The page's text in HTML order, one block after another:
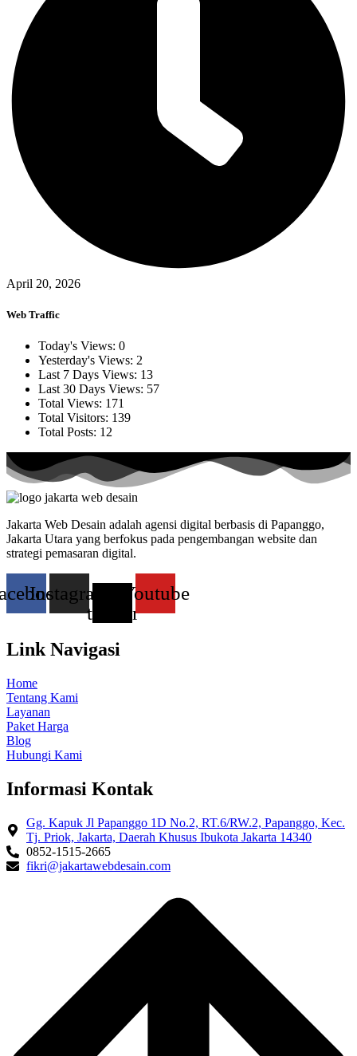
April 20, 2026
Web Traffic
Today's Views: 0
Yesterday's Views: 2
Last 7 Days Views: 13
Last 30 Days Views: 57
Total Views: 171
Total Visitors: 139
Total Posts: 12
Jakarta Web Desain adalah agensi digital berbasis di Papanggo,
Jakarta Utara yang berfokus pada pengembangan website dan
strategi pemasaran digital.
Instagram
twitter
Youtube
Link Navigasi
Home
Tentang Kami
Layanan
Paket Harga
Blog
Hubungi Kami
Informasi Kontak
Gg. Kapuk Jl Papanggo 1D No.2, RT.6/RW.2, Papanggo, Kec.
Tj. Priok, Jakarta, Daerah Khusus Ibukota Jakarta 14340
0852-1515-2665
fikri@jakartawebdesain.com